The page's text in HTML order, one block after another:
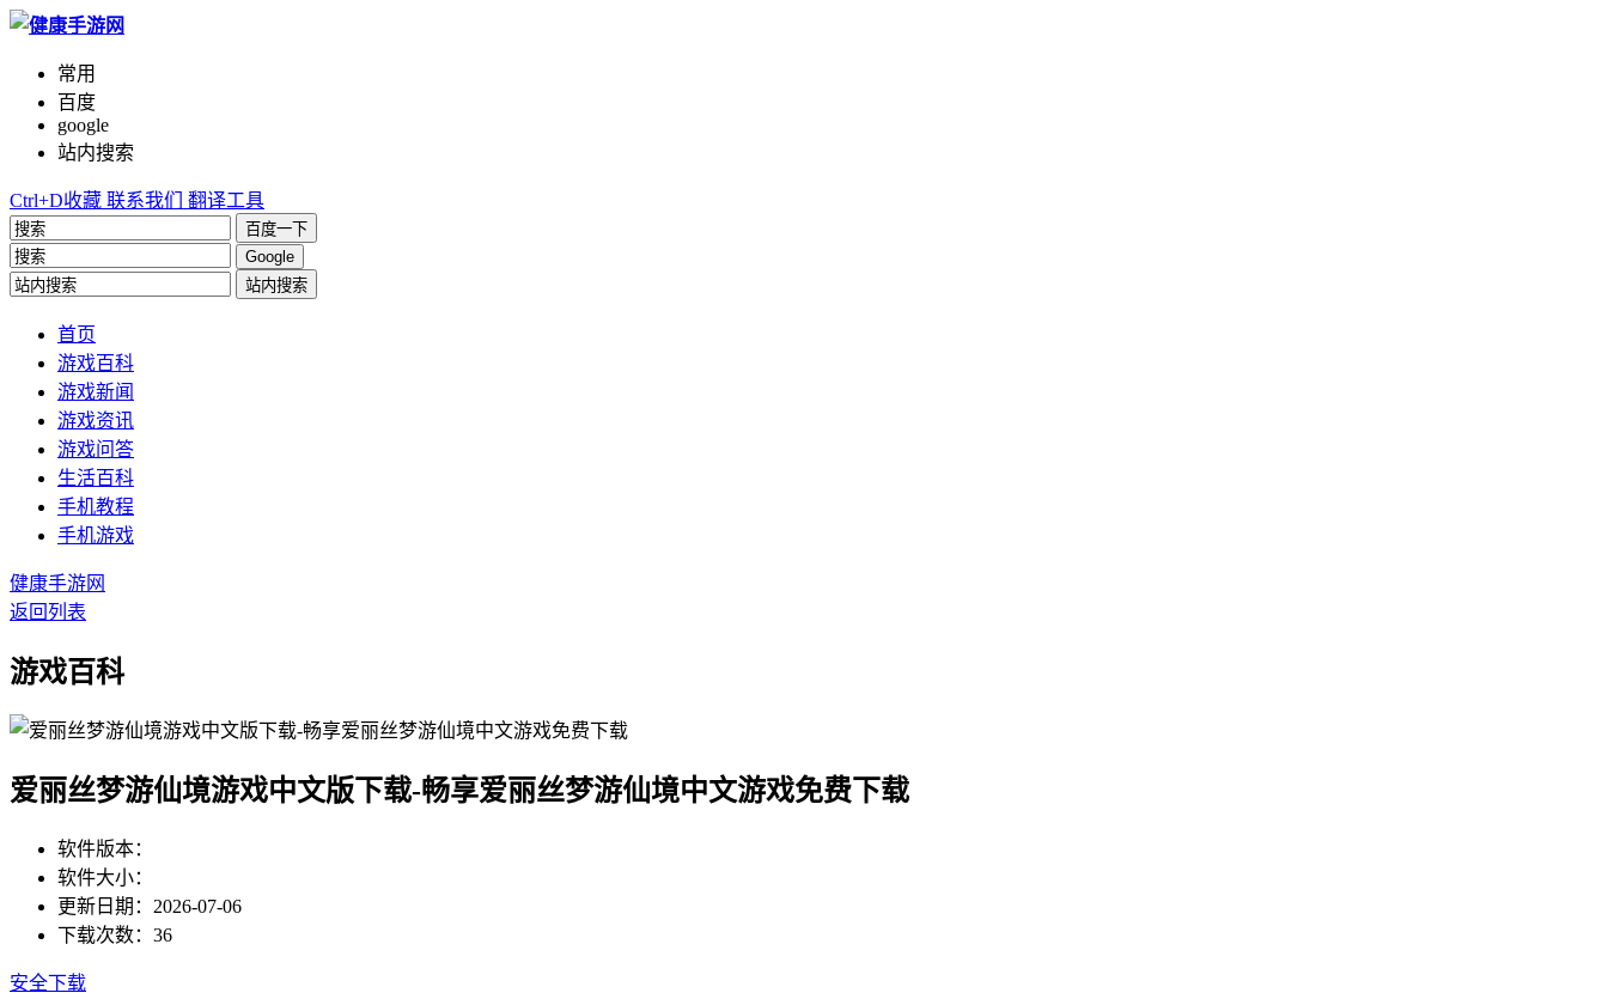
常用
百度
google
站内搜索
Ctrl+D收藏 联系我们 翻译工具
百度一下
Google
站内搜索
首页
游戏百科
游戏新闻
游戏资讯
游戏问答
生活百科
手机教程
手机游戏
健康手游网
返回列表
游戏百科
爱丽丝梦游仙境游戏中文版下载-畅享爱丽丝梦游仙境中文游戏免费下载
软件版本：
软件大小：
更新日期：2026-07-06
下载次数：36
安全下载